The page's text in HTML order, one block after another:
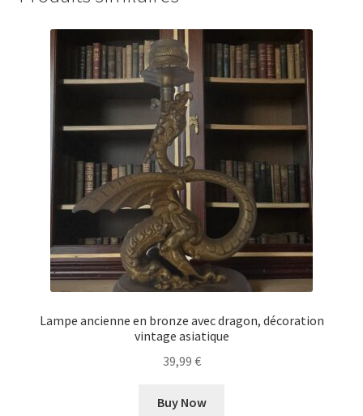
Lampe ancienne en bronze avec dragon, décoration
vintage asiatique
39,99 €
Buy Now